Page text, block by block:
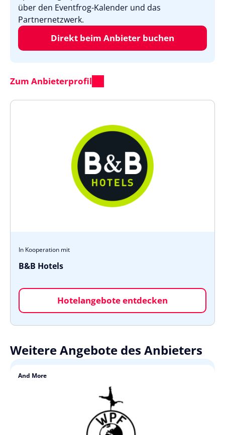
über den Eventfrog-Kalender und das
Partnernetzwerk.
Direkt beim Anbieter buchen
Zum Anbieterprofil
In Kooperation mit
B&B Hotels
Hotelangebote entdecken
Weitere Angebote des Anbieters
And More